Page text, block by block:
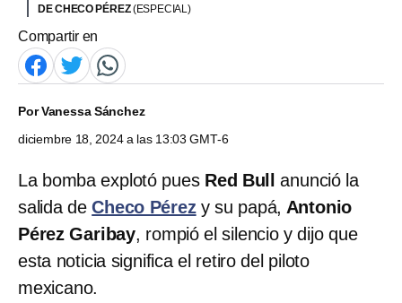
DE CHECO PÉREZ(ESPECIAL)
Compartir en
PorVanessa Sánchez
diciembre 18, 2024 a las 13:03 GMT-6
La bomba explotó pues Red Bullanunció la
salida deCheco Pérezy su papá, Antonio
Pérez Garibay, rompió el silencio y dijo que
esta noticia significa el retiro del piloto
mexicano.